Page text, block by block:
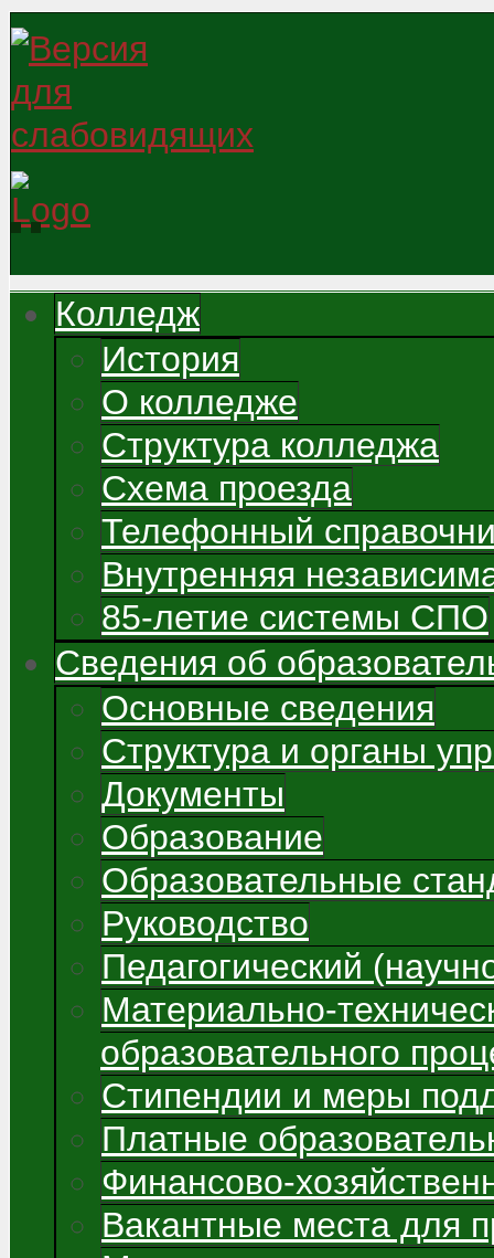
Колледж
История
О колледже
Структура колледжа
Схема проезда
Телефонный
Внутренняя
85-летие системы СПО
Сведения об
Основные сведения
Структура и органы
Документы
Образование
Образовательные
Руководство
Педагогический
Материально-
образовательного
Стипендии и меры
Платные
Финансово-
Вакантные места для